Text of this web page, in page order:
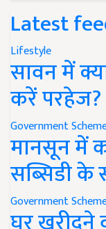
Latest
Lifestyle
सावन में
करें
Government
मानसून में
सब्सिडी के
Government